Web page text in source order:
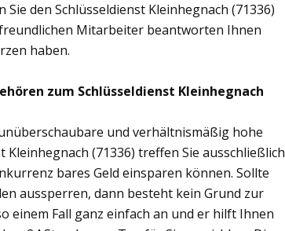
den Schlüsseldienst Kleinhegnach (71336)
Mitarbeiter beantworten Ihnen
haben.
zum Schlüsseldienst Kleinhegnach
und verhältnismäßig hohe
(71336) treffen Sie ausschließlich
bares Geld einsparen können. Sollte
aussperren, dann besteht kein Grund zur
einem Fall ganz einfach an und er hilft Ihnen